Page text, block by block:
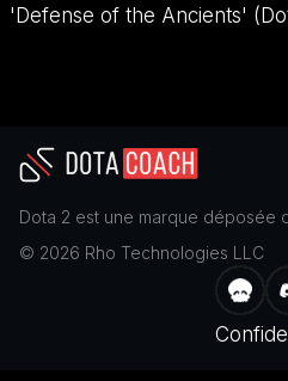
'Defense of the Ancients'
Dota 2 est une marque déposée
© 2026 Rho Technologies LLC